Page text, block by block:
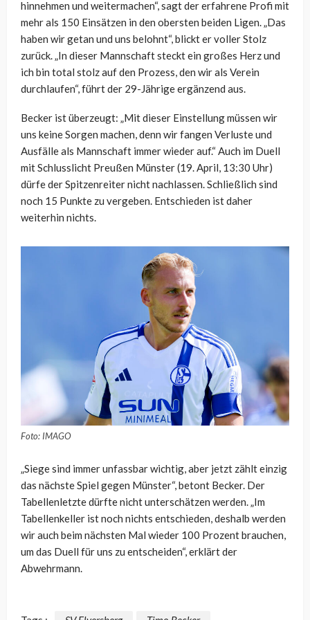
hinnehmen und weitermachen“, sagt der erfahrene Profi mit
mehr als 150 Einsätzen in den obersten beiden Ligen. „Das
haben wir getan und uns belohnt“, blickt er voller Stolz
zurück. „In dieser Mannschaft steckt ein großes Herz und
ich bin total stolz auf den Prozess, den wir als Verein
durchlaufen“, führt der 29-Jährige ergänzend aus.
Becker ist überzeugt: „Mit dieser Einstellung müssen wir
uns keine Sorgen machen, denn wir fangen Verluste und
Ausfälle als Mannschaft immer wieder auf.“ Auch im Duell
mit Schlusslicht Preußen Münster (19. April, 13:30 Uhr)
dürfe der Spitzenreiter nicht nachlassen. Schließlich sind
noch 15 Punkte zu vergeben. Entschieden ist daher
weiterhin nichts.
Foto: IMAGO
„Siege sind immer unfassbar wichtig, aber jetzt zählt einzig
das nächste Spiel gegen Münster“, betont Becker. Der
Tabellenletzte dürfte nicht unterschätzen werden. „Im
Tabellenkeller ist noch nichts entschieden, deshalb werden
wir auch beim nächsten Mal wieder 100 Prozent brauchen,
um das Duell für uns zu entscheiden“, erklärt der
Abwehrmann.